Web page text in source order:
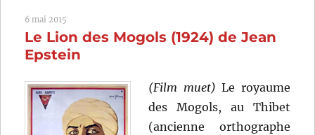
6 mai 2015
Le Lion des Mogols (1924) de Jean
Epstein
(Film muet) Le royaume
des Mogols, au Thibet
(ancienne orthographe